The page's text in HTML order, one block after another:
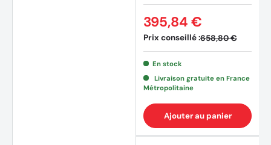
Prix conseillé :658,80 €
395,84 €
En stock
Livraison gratuite en France
Métropolitaine
Ajouter au panier